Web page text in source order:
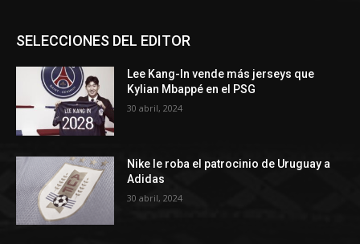
SELECCIONES DEL EDITOR
Lee Kang-In vende más jerseys que
Kylian Mbappé en el PSG
30 abril, 2024
Nike le roba el patrocinio de Uruguay a
Adidas
30 abril, 2024